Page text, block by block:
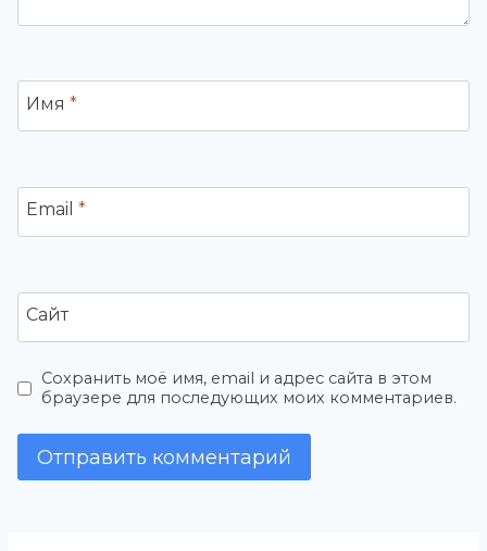
Имя *
Email *
Сайт
Сохранить моё имя, email и адрес сайта в этом
браузере для последующих моих комментариев.